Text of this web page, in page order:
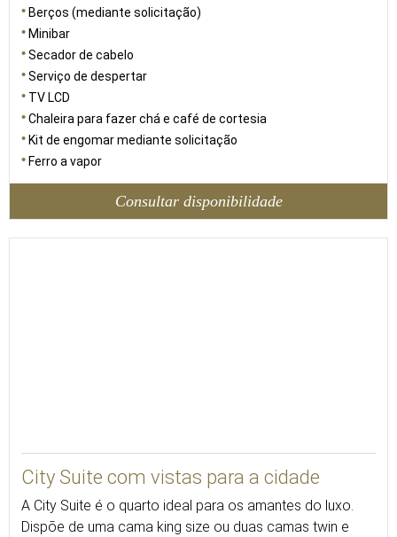
Berços (mediante solicitação)
Minibar
Secador de cabelo
Serviço de despertar
TV LCD
Chaleira para fazer chá e café de cortesia
Kit de engomar mediante solicitação
Ferro a vapor
Consultar disponibilidade
City Suite com vistas para a cidade
A City Suite é o quarto ideal para os amantes do luxo.
Dispõe de uma cama king size ou duas camas twin e